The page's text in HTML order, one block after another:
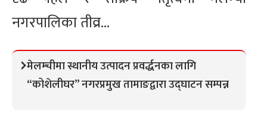
नगरपालिका तीव्र...
मेलम्चीमा स्थानीय उत्पादन प्रवर्द्धनका लागि
“कोशेलीघर” नगरप्रमुख तामाङद्वारा उद्घाटन सम्पन्न